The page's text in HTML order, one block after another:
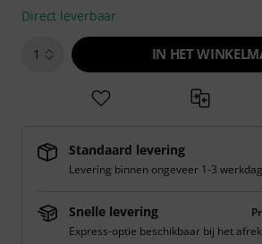
Direct leverbaar
1 IN HET
Standaard levering
Levering binnen ongeveer 1-3
Snelle levering
Express-optie beschikbaar bij het